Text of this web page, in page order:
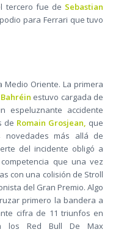
tercero fue de Sebastian
para Ferrari que tuvo
Oriente. La primera
Bahréin estuvo cargada de
espeluznante accidente
de Romain Grosjean, que
novedades más allá de
del incidente obligó a
que una vez
con una colisión de Stroll
del Gran Premio. Algo
primero la bandera a
cifra de 11 triunfos en
los Red Bull De Max